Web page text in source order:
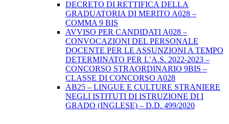
DECRETO DI RETTIFICA DELLA
GRADUATORIA DI MERITO A028 –
COMMA 9 BIS
AVVISO PER CANDIDATI A028 –
CONVOCAZIONI DEL PERSONALE
DOCENTE PER LE ASSUNZIONI A TEMPO
DETERMINATO PER L’A.S. 2022-2023 –
CONCORSO STRAORDINARIO 9BIS –
CLASSE DI CONCORSO A028
AB25 – LINGUE E CULTURE STRANIERE
NEGLI ISTITUTI DI ISTRUZIONE DI I
GRADO (INGLESE) – D.D. 499/2020